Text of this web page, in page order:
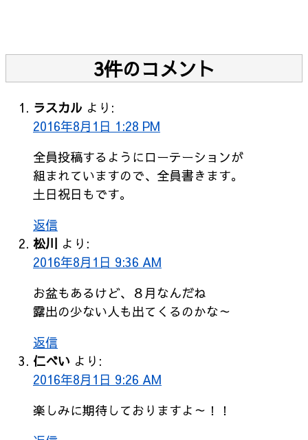
3件のコメント
ラスカル より:
2016年8月1日 1:28 PM
全員投稿するようにローテーションが
組まれていますので、全員書きます。
土日祝日もです。
返信
松川 より:
2016年8月1日 9:36 AM
お盆もあるけど、８月なんだね
露出の少ない人も出てくるのかな～
返信
仁べい より:
2016年8月1日 9:26 AM
楽しみに期待しておりますよ～！！